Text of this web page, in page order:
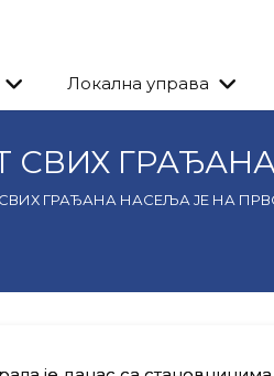
Локална управа
СВИХ
ГРАЂАНА НАСЕЉА ЈЕ НА